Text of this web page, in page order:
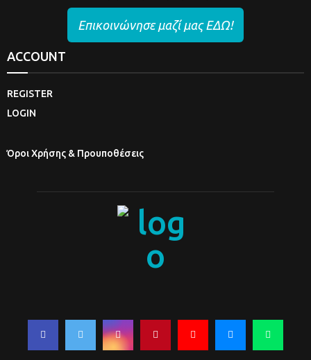
Επικοινώνησε μαζί μας ΕΔΩ!
ACCOUNT
REGISTER
LOGIN
Όροι Χρήσης & Προυποθέσεις